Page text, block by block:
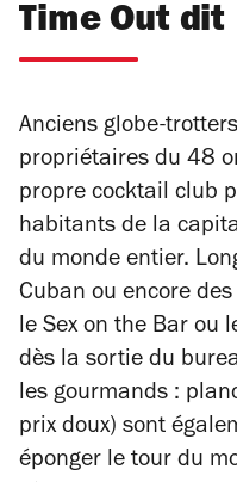
Time Out dit
Anciens globe-
propriétaires du 48
propre cocktail club
habitants de la
du monde entier.
Cuban ou encore
le Sex on the Bar ou
dès la sortie du
les gourmands :
prix doux) sont
éponger le tour du